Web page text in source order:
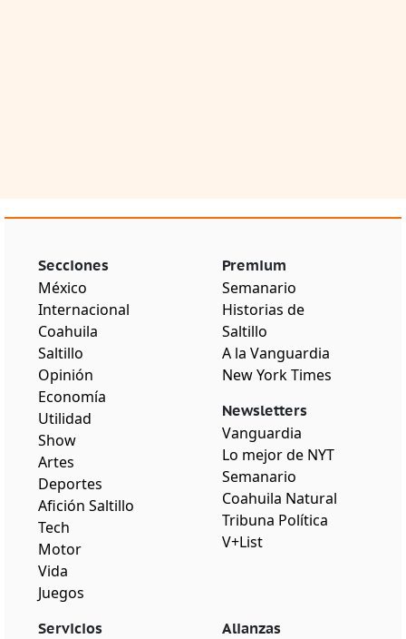
Secciones
México
Internacional
Coahuila
Saltillo
Opinión
Economía
Utilidad
Show
Artes
Deportes
Afición Saltillo
Tech
Motor
Vida
Juegos
Premium
Semanario
Historias de
Saltillo
A la Vanguardia
New York Times
Newsletters
Vanguardia
Lo mejor de NYT
Semanario
Coahuila Natural
Tribuna Política
V+List
Servicios Alianzas